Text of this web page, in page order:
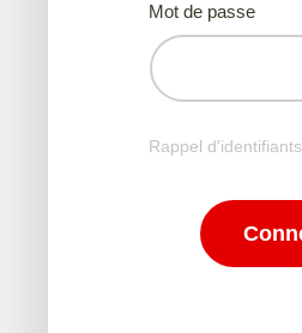
Mot de passe
Rappel d'identifiants